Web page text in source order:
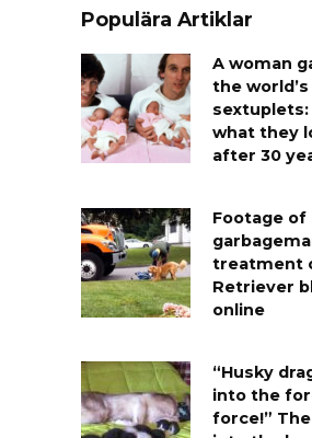
Populära Artiklar
A woman
the
sextuplets:
what they
after 30
Footage of
treatment
Retriever
online
“Husky
into the
force!”